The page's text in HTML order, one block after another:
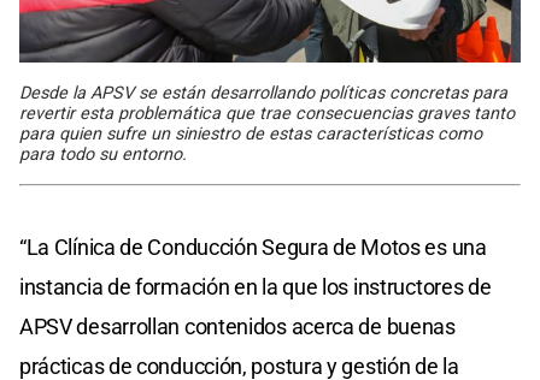
Desde la APSV se están desarrollando políticas concretas para
revertir esta problemática que trae consecuencias graves tanto
para quien sufre un siniestro de estas características como
para todo su entorno.
“La Clínica de Conducción Segura de Motos es una
instancia de formación en la que los instructores de
APSV desarrollan contenidos acerca de buenas
prácticas de conducción, postura y gestión de la